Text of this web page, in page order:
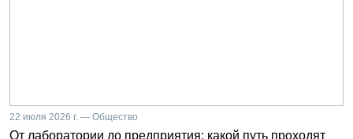
22 июля 2026 г. — Общество
От лаборатории до предприятия: какой путь проходят